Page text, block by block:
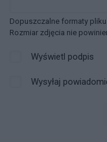
Dopuszczalne formaty
Rozmiar zdjęcia nie
Wyświetl podpis
Wysyłaj